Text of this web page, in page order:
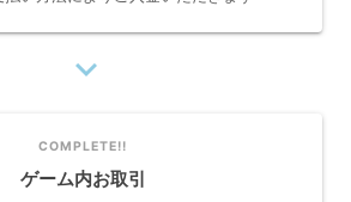
navigate_next
COMPLETE!!
ゲーム内お取引